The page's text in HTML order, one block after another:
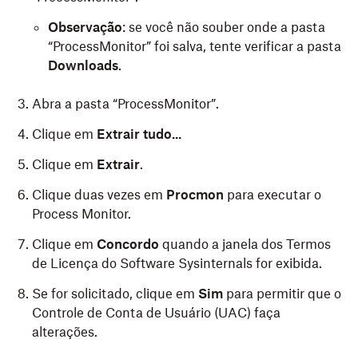
Observação: se você não souber onde a pasta
“ProcessMonitor” foi salva, tente verificar a pasta
Downloads.
Abra a pasta “ProcessMonitor”.
Clique em Extrair tudo...
Clique em Extrair.
Clique duas vezes em Procmon para executar o
Process Monitor.
Clique em Concordo quando a janela dos Termos
de Licença do Software Sysinternals for exibida.
Se for solicitado, clique em Sim para permitir que o
Controle de Conta de Usuário (UAC) faça
alterações.